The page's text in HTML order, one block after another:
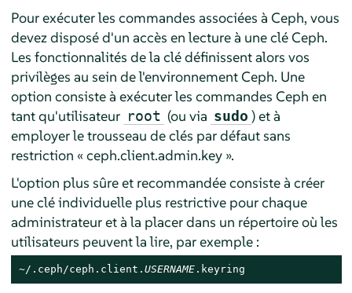
Pour exécuter les commandes associées à Ceph, vous
devez disposé d'un accès en lecture à une clé Ceph.
Les fonctionnalités de la clé définissent alors vos
privilèges au sein de l'environnement Ceph. Une
option consiste à exécuter les commandes Ceph en
tant qu'utilisateur root (ou via sudo ) et à
employer le trousseau de clés par défaut sans
restriction « ceph.client.admin.key ».
L'option plus sûre et recommandée consiste à créer
une clé individuelle plus restrictive pour chaque
administrateur et à la placer dans un répertoire où les
utilisateurs peuvent la lire, par exemple :
~/.ceph/ceph.client. USERNAME.keyring